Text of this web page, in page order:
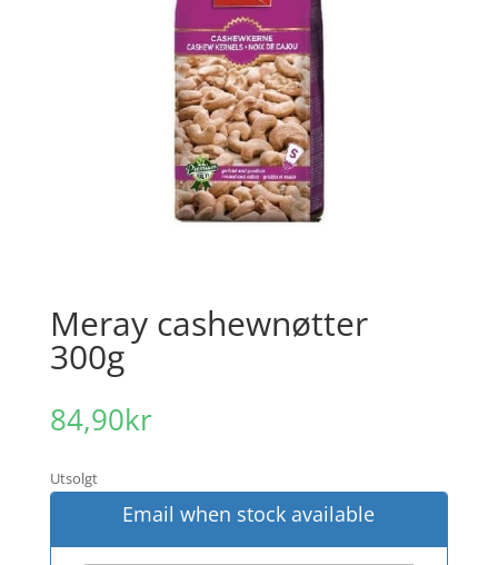
Meray cashewnøtter
300g
84,90kr
Utsolgt
Email when stock available